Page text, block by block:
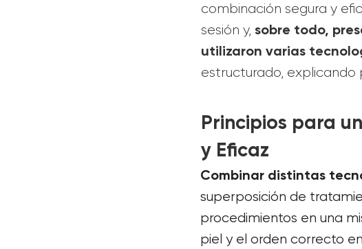
combinación segura y
sesión y, sobre todo,
utilizaron varias
estructurado,
Principios para
y Eficaz
Combinar distintas
superposición de
procedimientos en una
piel y el orden correcto